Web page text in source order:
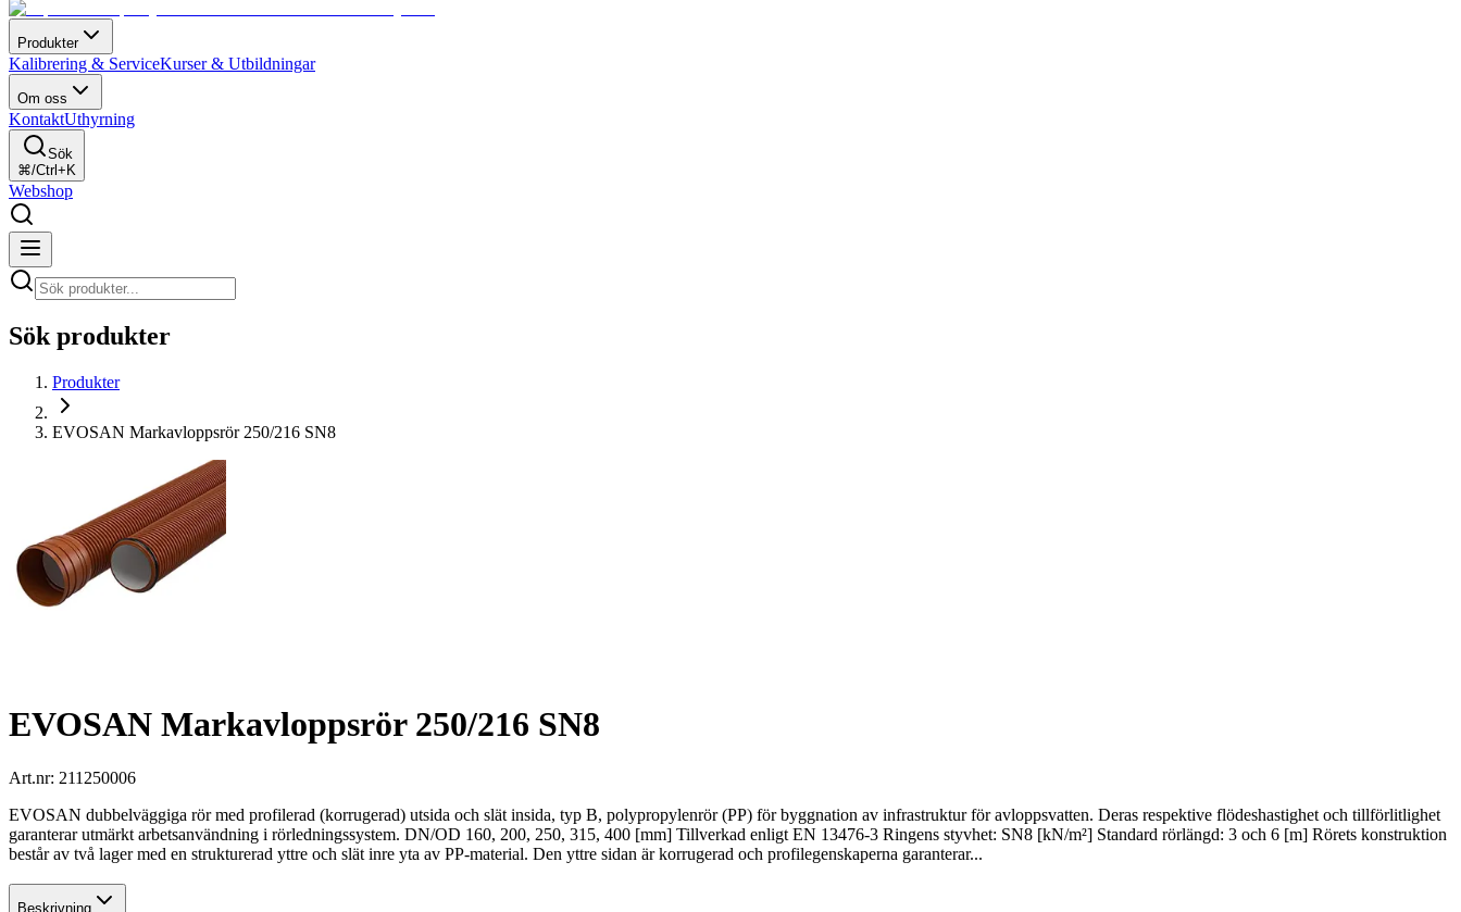
Produkter
Kalibrering & ServiceKurser & Utbildningar
Om oss
KontaktUthyrning
Sök
⌘/Ctrl+K
Webshop
Sök produkter
Produkter
EVOSAN Markavloppsrör 250/216 SN8
EVOSAN Markavloppsrör 250/216 SN8
Art.nr: 211250006
EVOSAN dubbelväggiga rör med profilerad (korrugerad) utsida och slät insida, typ B, polypropylenrör (PP) för byggnation av infrastruktur för avloppsvatten. Deras respektive flödeshastighet och tillförlitlighet
garanterar utmärkt arbetsanvändning i rörledningssystem. DN/OD 160, 200, 250, 315, 400 [mm] Tillverkad enligt EN 13476-3 Ringens styvhet: SN8 [kN/m²] Standard rörlängd: 3 och 6 [m] Rörets konstruktion
består av två lager med en strukturerad yttre och slät inre yta av PP-material. Den yttre sidan är korrugerad och profilegenskaperna garanterar...
Beskrivning